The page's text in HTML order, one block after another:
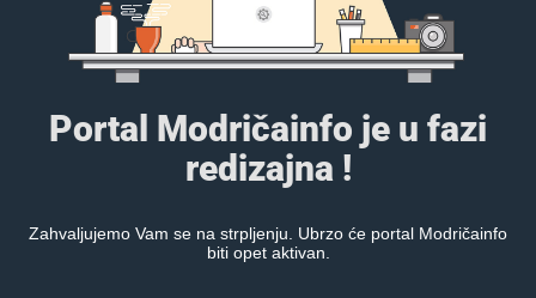
Portal Modričainfo je u fazi
redizajna !
Zahvaljujemo Vam se na strpljenju. Ubrzo će portal Modričainfo
biti opet aktivan.